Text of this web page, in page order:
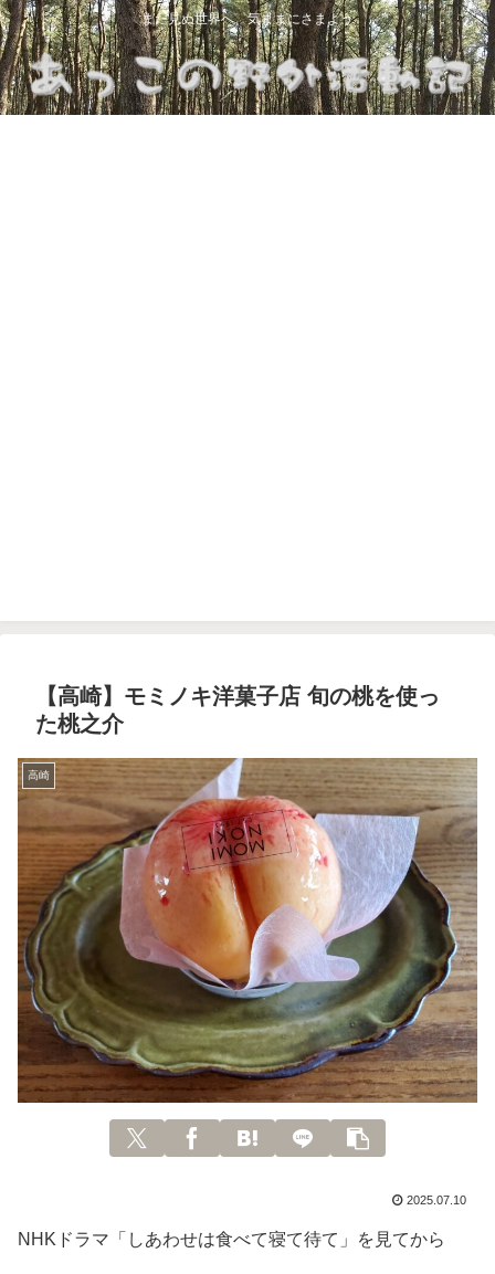
まだ見ぬ世界へ、気ままにさまよう
【高崎】モミノキ洋菓子店 旬の桃を使っ
た桃之介
高崎
2025.07.10
NHKドラマ「しあわせは食べて寝て待て」を見てから